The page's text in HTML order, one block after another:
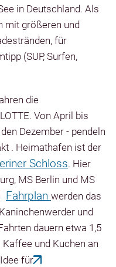
in Deutschland. Als
mit größeren und
für
(SUP, Surfen,
die
Von April bis
Dezember - pendeln
. Heimathafen ist der
Schloss. Hier
MS Berlin und MS
Fahrplan werden das
und
dauern etwa 1,5
und Kuchen an
für